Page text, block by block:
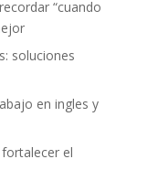
“cuando
soluciones
en ingles y
el